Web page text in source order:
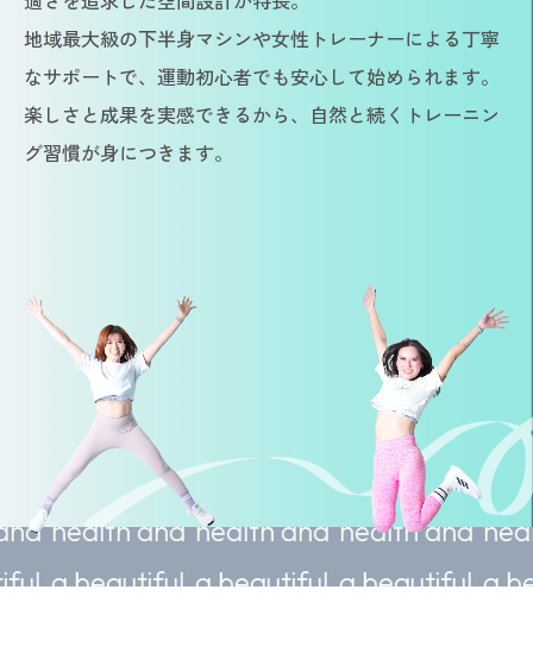
地域最大級の下半身マシンや女性トレーナーによる丁寧
なサポートで、運動初心者でも安心して始められます。
楽しさと成果を実感できるから、自然と続くトレーニン
グ習慣が身につきます。
and
Sustainable
health and
a beautiful
Sustainable
health and
a beautiful
Sustainable
health and
a beautiful